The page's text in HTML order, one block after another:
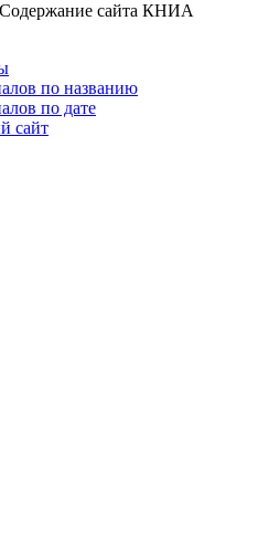
сайта КНИА
по названию
по дате
сайт